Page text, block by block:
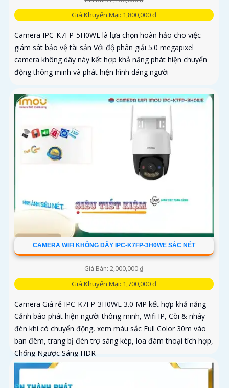
Giá Khuyến Mại: 1,800,000 ₫
Camera IPC-K7FP-5H0WE là lựa chọn hoàn hảo cho việc
giám sát bảo vệ tài sản Với độ phân giải 5.0 megapixel
camera không dây này kết hợp khả năng phát hiện chuyển
động thông minh và phát hiện hình dáng người
CAMERA WIFI KHÔNG DÂY IPC-K7FP-3H0WE SẮC NÉT
Giá Bán: 2,000,000 ₫
Giá Khuyến Mại: 1,700,000 ₫
Camera Giá rẻ IPC-K7FP-3H0WE 3.0 MP kết hợp khả năng
Cảnh báo phát hiện người thông minh, Wifi IP, Còi & nháy
đèn khi có chuyển động, xem màu sắc Full Color 30m vào
ban đêm, trang bị đèn trợ sáng kép, loa đàm thoại tích hợp,
Chống Ngược Sáng HDR